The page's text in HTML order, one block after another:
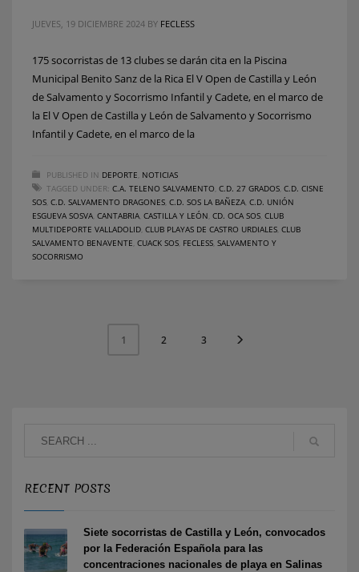
JUEVES, 19 DICIEMBRE 2024 BY FECLESS
175 socorristas de 13 clubes se darán cita en la Piscina
Municipal Benito Sanz de la Rica El V Open de Castilla y León
de Salvamento y Socorrismo Infantil y Cadete, en el marco de
la El V Open de Castilla y León de Salvamento y Socorrismo
Infantil y Cadete, en el marco de la
PUBLISHED IN DEPORTE NOTICIAS
TAGGED UNDER: C.A. TELENO SALVAMENTO C.D. 27 GRADOS C.D. CISNE
SOS C.D. SALVAMENTO DRAGONES C.D. SOS LA BAÑEZA C.D. UNIÓN
ESGUEVA SOSVA CANTABRIA CASTILLA Y LEÓN CD. OCA SOS CLUB
MULTIDEPORTE VALLADOLID CLUB PLAYAS DE CASTRO URDIALES CLUB
SALVAMENTO BENAVENTE CUACK SOS FECLESS SALVAMENTO Y
SOCORRISMO
1 2 3
RECENT POSTS
Siete socorristas de Castilla y León, convocados
por la Federación Española para las
concentraciones nacionales de playa en Salinas